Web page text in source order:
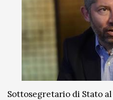
Sottosegretario di Stato